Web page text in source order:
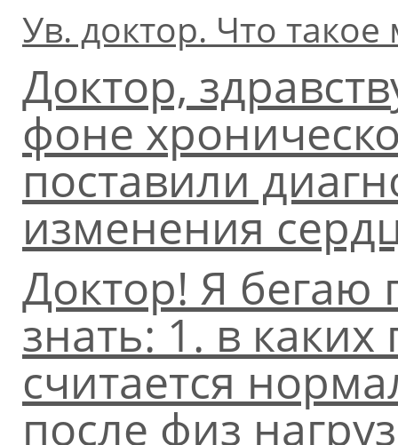
Ув. доктор. Что
Доктор,
фоне
поставили
изменения
Доктор! Я бегаю
знать: 1. в
считается
после физ